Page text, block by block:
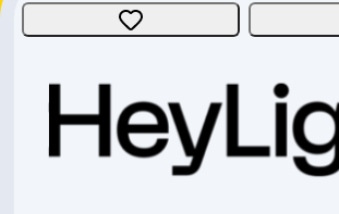
Radkutsche Musketier Swiss Edition